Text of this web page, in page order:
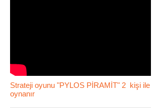
Strateji oyunu "PYLOS PİRAMİT" 2 kişi ile
oynanır